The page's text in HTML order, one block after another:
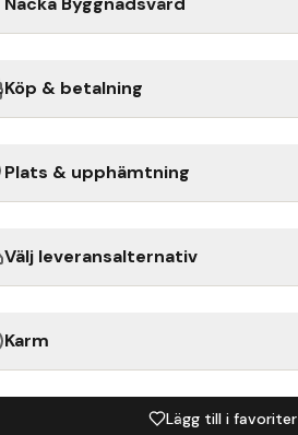
Köp & betalning
Plats & upphämtning
Välj leveransalternativ
Karm
Lägg till i favoriter